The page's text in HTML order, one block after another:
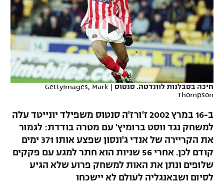
VOD
רץ ברשת
תוצאות
לוח שידורים
ברחבה
נבחרת ישראל
מכבי חיפה
בית"ר ירושלים
מכבי תל אביב
הפועל חיפה
הפועל באר שבע
מכבי נתניה
ליגה ספרדית
ליגה איטלקית
ליגה צרפתית
ליגה הולנדית
ליגה טורקית
ליגה סינית
ליגה ברזילאית
כדורסל נשים
מכבי תל אביב
הפועל חולון
הפועל ירושלים
יורוליג
יורוקאפ
טניס
כדוריד
כדורעף
שחייה
ג'ודו
אגרוף
ספורט אולימפי
חיכה בסבלנות לוונדטה. סנטוס |
GettyImages, Mark
Thompson
ב-16 במרץ 2002 ז'ורז'ה סנטוס משפילד יונייטד עלה
למשחק נגד ווסט ברומיץ' עם מטרה בודדת: לגמור
את הקריירה של אנדי ג'ונסון שפצע אותו 371 ימים
קודם לכן. אחרי 56 שניות הוא חתר למגע עם פקקים
שלופים ונתן את האות למשחק פרוע שלא הגיע
לסיום ושבאנגליה לעולם לא יישכחו